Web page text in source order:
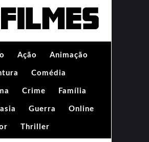
Ação Animação
Comédia
Crime Família
Guerra Online
Thriller